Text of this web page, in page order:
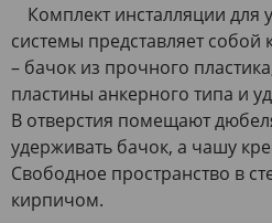
Комплект инсталляции для
системы представляет
– бачок из прочного
пластины анкерного типа и
В отверстия помещают
удерживать бачок, а чашу
Свободное пространство в
кирпичом.